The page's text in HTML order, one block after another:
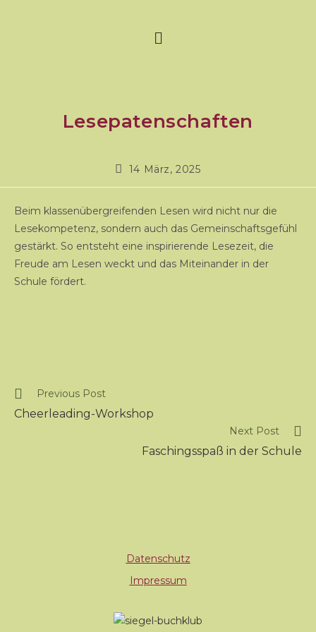
Lesepatenschaften
14 März, 2025
Beim klassenübergreifenden Lesen wird nicht nur die
Lesekompetenz, sondern auch das Gemeinschaftsgefühl
gestärkt. So entsteht eine inspirierende Lesezeit, die
Freude am Lesen weckt und das Miteinander in der
Schule fördert.
Previous Post
Cheerleading-Workshop
Next Post
Faschingsspaß in der Schule
Datenschutz
Impressum